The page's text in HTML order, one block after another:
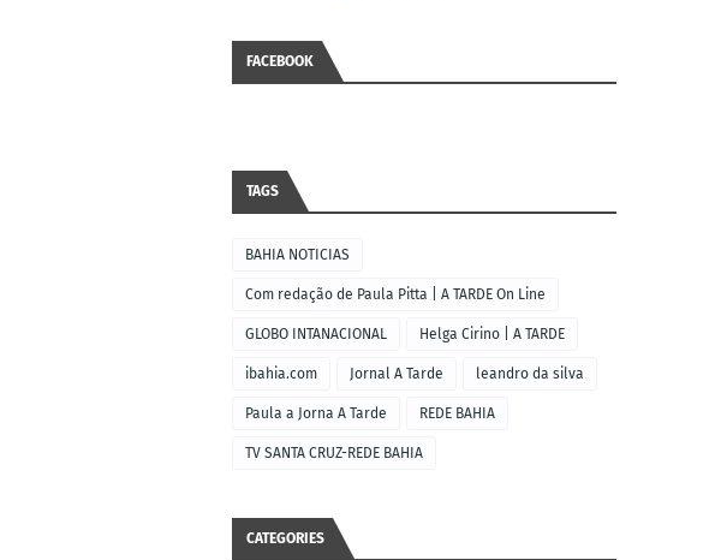
FACEBOOK
TAGS
BAHIA NOTICIAS
Com redação de Paula Pitta | A TARDE On Line
GLOBO INTANACIONAL Helga Cirino | A TARDE
ibahia.com Jornal A Tarde leandro da silva
Paula a Jorna A Tarde REDE BAHIA
TV SANTA CRUZ-REDE BAHIA
CATEGORIES